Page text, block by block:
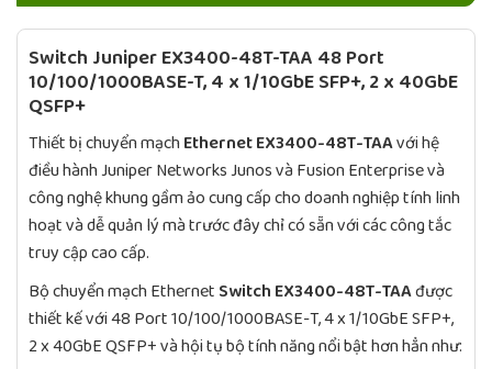
Switch Juniper EX3400-48T-TAA 48 Port
10/100/1000BASE-T, 4 x 1/10GbE SFP+, 2 x 40GbE
QSFP+
Thiết bị chuyển mạchEthernet EX3400-48T-TAAvới hệ
điều hành Juniper Networks Junos và Fusion Enterprise và
công nghệ khung gầm ảo cung cấp cho doanh nghiệp tính linh
hoạt và dễ quản lý mà trước đây chỉ có sẵn với các công tắc
truy cập cao cấp.
Bộ chuyển mạch Ethernet Switch EX3400-48T-TAAđược
thiết kế với 48 Port 10/100/1000BASE-T, 4 x 1/10GbE SFP+,
2 x 40GbE QSFP+ và hội tụ bộ tính năng nổi bật hơn hẳn như: